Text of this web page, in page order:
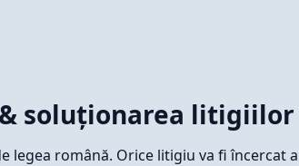
soluționarea litigiilor
legea română. Orice litigiu va fi încercat